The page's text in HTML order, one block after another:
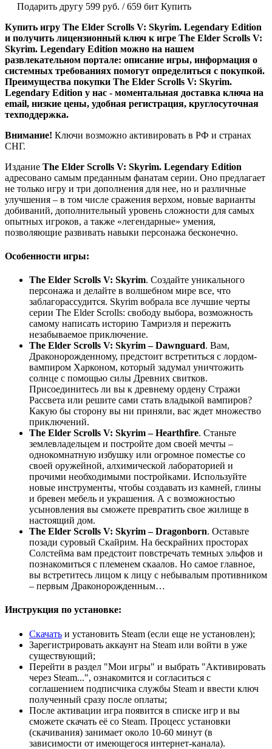
Подарить другу 599 руб. /659 бит Купить
Купить игру The Elder Scrolls V: Skyrim. Legendary Edition
и получить лицензионный ключ к игре The Elder Scrolls V:
Skyrim. Legendary Edition можно на нашем
развлекательном портале: описание игры, информация о
системных требованиях помогут определиться с покупкой.
Преимущества покупки The Elder Scrolls V: Skyrim.
Legendary Edition у нас - моментальная доставка ключа на
email, низкие цены, удобная регистрация, круглосуточная
техподдержка.
Внимание! Ключи возможно активировать в РФ и странах
СНГ.
Издание The Elder Scrolls V: Skyrim. Legendary Edition
адресовано самым преданным фанатам серии. Оно предлагает
не только игру и три дополнения для нее, но и различные
улучшения – в том числе сражения верхом, новые варианты
добиваний, дополнительный уровень сложности для самых
опытных игроков, а также «легендарные» умения,
позволяющие развивать навыки персонажа бесконечно.
Особенности игры:
The Elder Scrolls V: Skyrim. Создайте уникального
персонажа и делайте в волшебном мире все, что
заблагорассудится. Skyrim вобрала все лучшие черты
серии The Elder Scrolls: свободу выбора, возможность
самому написать историю Тамриэля и пережить
незабываемое приключение.
The Elder Scrolls V: Skyrim – Dawnguard. Вам,
Драконорожденному, предстоит встретиться с лордом-
вампиром Харконом, который задумал уничтожить
солнце с помощью силы Древних свитков.
Присоединитесь ли вы к древнему ордену Стражи
Рассвета или решите сами стать владыкой вампиров?
Какую бы сторону вы ни приняли, вас ждет множество
приключений.
The Elder Scrolls V: Skyrim – Hearthfire. Станьте
землевладельцем и постройте дом своей мечты –
однокомнатную избушку или огромное поместье со
своей оружейной, алхимической лабораторией и
прочими необходимыми постройками. Используйте
новые инструменты, чтобы создавать из камней, глины
и бревен мебель и украшения. А с возможностью
усыновления вы сможете превратить свое жилище в
настоящий дом.
The Elder Scrolls V: Skyrim – Dragonborn. Оставьте
позади суровый Скайрим. На бескрайних просторах
Солстейма вам предстоит повстречать темных эльфов и
познакомиться с племенем скаалов. Но самое главное,
вы встретитесь лицом к лицу с небывалым противником
– первым Драконорожденным…
Инструкция по установке:
Скачать и установить Steam (если еще не установлен);
Зарегистрировать аккаунт на Steam или войти в уже
существующий;
Перейти в раздел "Мои игры" и выбрать "Активировать
через Steam...", ознакомится и согласиться с
соглашением подписчика службы Steam и ввести ключ
полученный сразу после оплаты;
После активации игра появится в списке игр и вы
сможете скачать её со Steam. Процесс установки
(скачивания) занимает около 10-60 минут (в
зависимости от имеющегося интернет-канала).